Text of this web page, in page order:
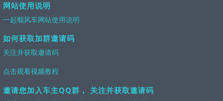
网站使用说明
一起顺风车网站使用说明
如何获取加群邀请码
关注并获取邀请码
点击观看视频教程
邀请您加入车主QQ群， 关注并获取邀请码